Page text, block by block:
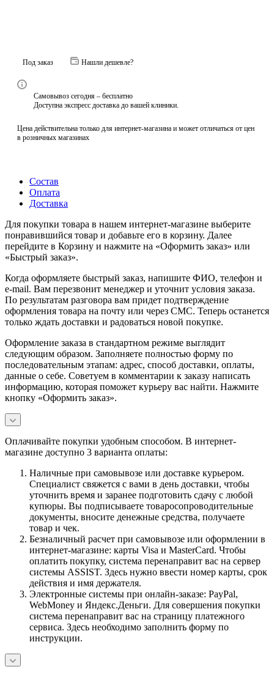
Под заказ Нашли дешевле?
Самовывоз сегодня – бесплатно
Доступна экспресс доставка до вашей клиники.
Цена действительна только для интернет-магазина и может отличаться от цен
в розничных магазинах
Состав
Оплата
Доставка
Для покупки товара в нашем интернет-магазине выберите
понравившийся товар и добавьте его в корзину. Далее
перейдите в Корзину и нажмите на «Оформить заказ» или
«Быстрый заказ».
Когда оформляете быстрый заказ, напишите ФИО, телефон и
e-mail. Вам перезвонит менеджер и уточнит условия заказа.
По результатам разговора вам придет подтверждение
оформления товара на почту или через СМС. Теперь останется
только ждать доставки и радоваться новой покупке.
Оформление заказа в стандартном режиме выглядит
следующим образом. Заполняете полностью форму по
последовательным этапам: адрес, способ доставки, оплаты,
данные о себе. Советуем в комментарии к заказу написать
информацию, которая поможет курьеру вас найти. Нажмите
кнопку «Оформить заказ».
Оплачивайте покупки удобным способом. В интернет-
магазине доступно 3 варианта оплаты:
Наличные при самовывозе или доставке курьером.
Специалист свяжется с вами в день доставки, чтобы
уточнить время и заранее подготовить сдачу с любой
купюры. Вы подписываете товаросопроводительные
документы, вносите денежные средства, получаете
товар и чек.
Безналичный расчет при самовывозе или оформлении в
интернет-магазине: карты Visa и MasterCard. Чтобы
оплатить покупку, система перенаправит вас на сервер
системы ASSIST. Здесь нужно ввести номер карты, срок
действия и имя держателя.
Электронные системы при онлайн-заказе: PayPal,
WebMoney и Яндекс.Деньги. Для совершения покупки
система перенаправит вас на страницу платежного
сервиса. Здесь необходимо заполнить форму по
инструкции.